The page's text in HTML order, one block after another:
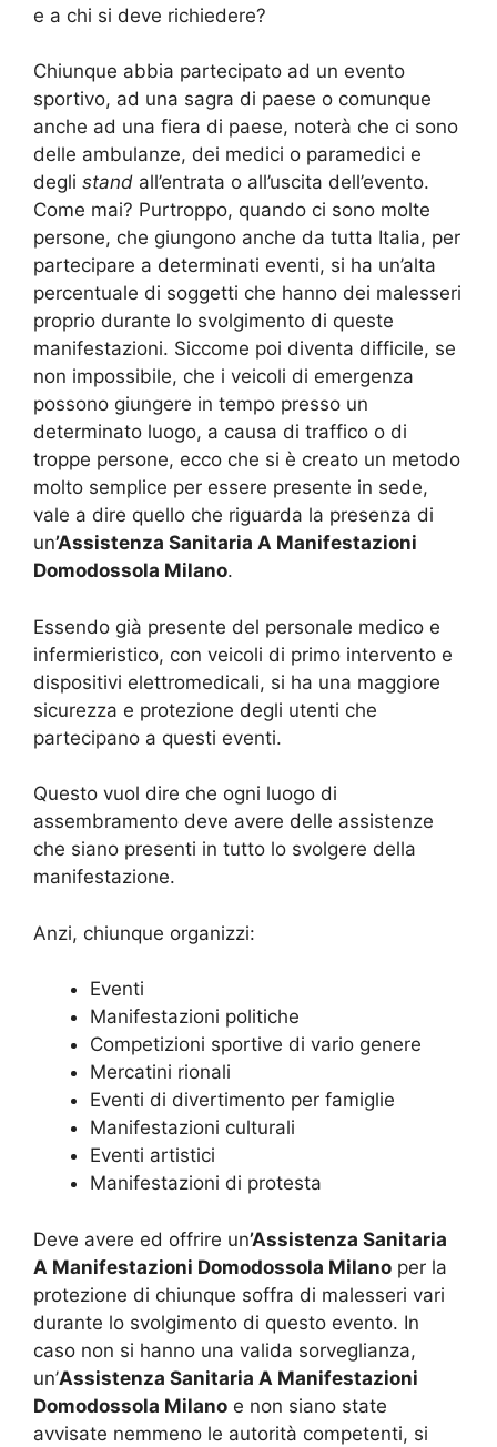
e a chi si deve richiedere?
Chiunque abbia partecipato ad un evento
sportivo, ad una sagra di paese o comunque
anche ad una fiera di paese, noterà che ci sono
delle ambulanze, dei medici o paramedici e
degli stand all’entrata o all’uscita dell’evento.
Come mai? Purtroppo, quando ci sono molte
persone, che giungono anche da tutta Italia, per
partecipare a determinati eventi, si ha un’alta
percentuale di soggetti che hanno dei malesseri
proprio durante lo svolgimento di queste
manifestazioni. Siccome poi diventa difficile, se
non impossibile, che i veicoli di emergenza
possono giungere in tempo presso un
determinato luogo, a causa di traffico o di
troppe persone, ecco che si è creato un metodo
molto semplice per essere presente in sede,
vale a dire quello che riguarda la presenza di
un’Assistenza Sanitaria A Manifestazioni
Domodossola Milano.
Essendo già presente del personale medico e
infermieristico, con veicoli di primo intervento e
dispositivi elettromedicali, si ha una maggiore
sicurezza e protezione degli utenti che
partecipano a questi eventi.
Questo vuol dire che ogni luogo di
assembramento deve avere delle assistenze
che siano presenti in tutto lo svolgere della
manifestazione.
Anzi, chiunque organizzi:
Eventi
Manifestazioni politiche
Competizioni sportive di vario genere
Mercatini rionali
Eventi di divertimento per famiglie
Manifestazioni culturali
Eventi artistici
Manifestazioni di protesta
Deve avere ed offrire un’Assistenza Sanitaria
A Manifestazioni Domodossola Milano per la
protezione di chiunque soffra di malesseri vari
durante lo svolgimento di questo evento. In
caso non si hanno una valida sorveglianza,
un’Assistenza Sanitaria A Manifestazioni
Domodossola Milano e non siano state
avvisate nemmeno le autorità competenti, si